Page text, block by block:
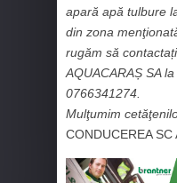
apară apă tulbure
din zona
rugăm să
AQUACARAȘ SA
0766341274.
Mulţumim
CONDUCEREA SC